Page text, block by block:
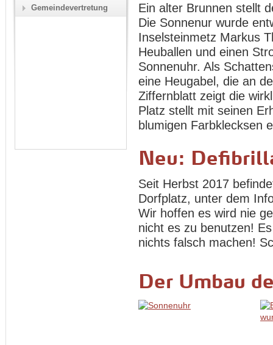
Ein alter Brunnen stellt
Die Sonnenur wurde
Inselsteinmetz Markus
Heuballen und einen
Sonnenuhr. Als
eine Heugabel, die an
Ziffernblatt zeigt die
Platz stellt mit seinen
blumigen Farbklecksen
Neu:
Seit Herbst 2017
Dorfplatz, unter dem
Wir hoffen es wird nie
nicht es zu benutzen!
nichts falsch machen!
Der Umbau
Gemeindevertretung